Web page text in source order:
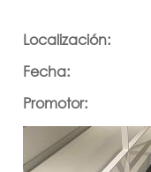
Localización:
Fecha:
Promotor: